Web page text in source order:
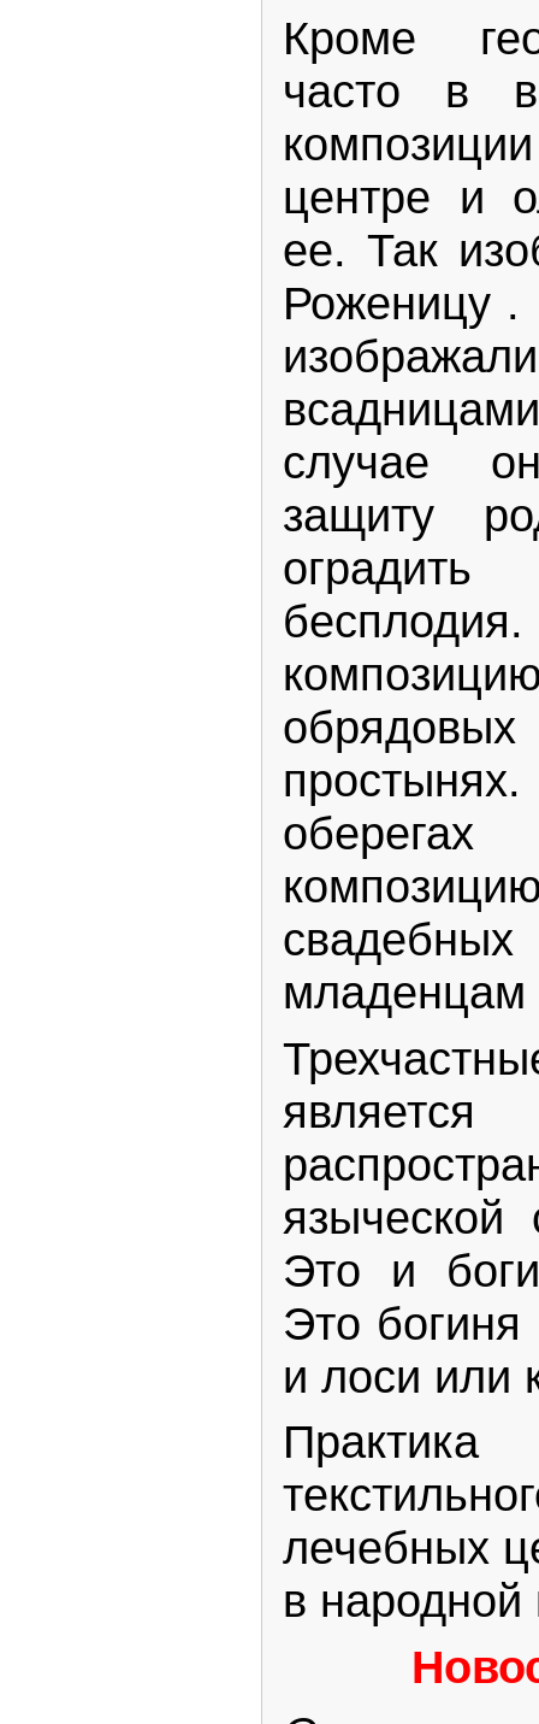
Кроме
часто в
центpе и
ее. Так
Роженицу
случае
защиту
младенцам
языческой
Это и
Это
и лоси или
лечебных
в народной